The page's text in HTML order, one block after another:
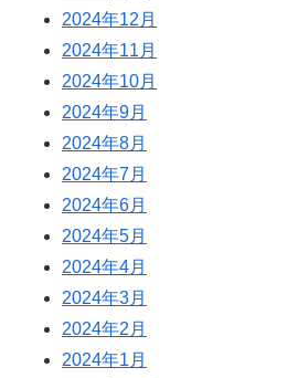
2024年12月
2024年11月
2024年10月
2024年9月
2024年8月
2024年7月
2024年6月
2024年5月
2024年4月
2024年3月
2024年2月
2024年1月